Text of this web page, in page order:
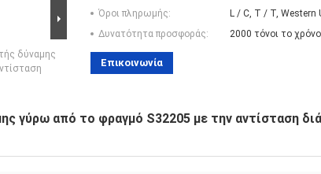
δύναμης
Όροι πληρωμής:
L / C, T / T, Western
Δυνατότητα προσφοράς:
2000 τόνοι το χρόνο
Επικοινωνία
γύρω από το φραγμό S32205 με την αντίσταση